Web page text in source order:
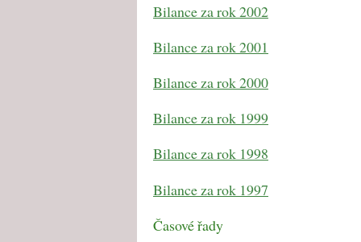
Bilance za rok 2002
Bilance za rok 2001
Bilance za rok 2000
Bilance za rok 1999
Bilance za rok 1998
Bilance za rok 1997
Časové řady